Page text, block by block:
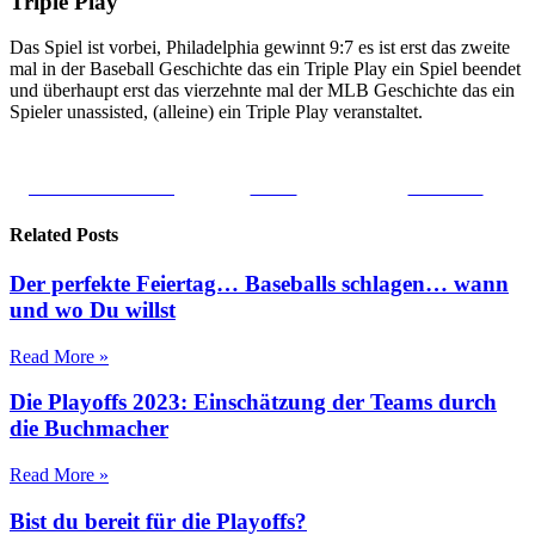
Das Spiel ist vorbei, Philadelphia gewinnt 9:7 es ist erst das zweite
mal in der Baseball Geschichte das ein Triple Play ein Spiel beendet
und überhaupt erst das vierzehnte mal der MLB Geschichte das ein
Spieler unassisted, (alleine) ein Triple Play veranstaltet.
Related Posts
Der perfekte Feiertag… Baseballs schlagen… wann
und wo Du willst
Read More »
Die Playoffs 2023: Einschätzung der Teams durch
die Buchmacher
Read More »
Bist du bereit für die Playoffs?